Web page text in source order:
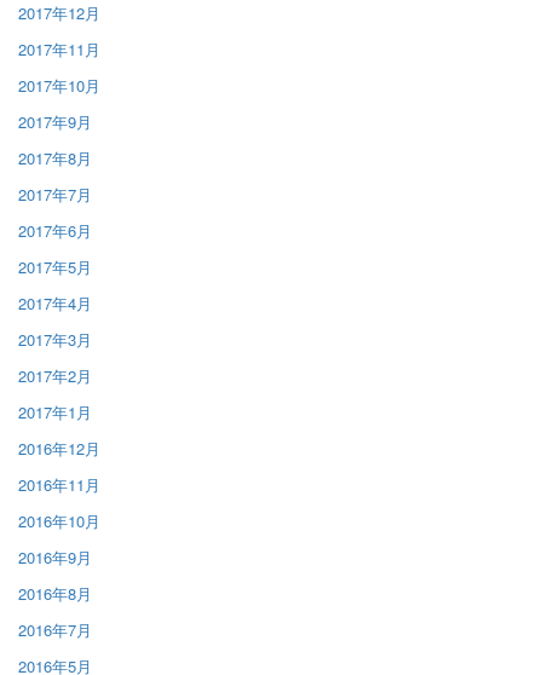
2017年12月
2017年11月
2017年10月
2017年9月
2017年8月
2017年7月
2017年6月
2017年5月
2017年4月
2017年3月
2017年2月
2017年1月
2016年12月
2016年11月
2016年10月
2016年9月
2016年8月
2016年7月
2016年5月